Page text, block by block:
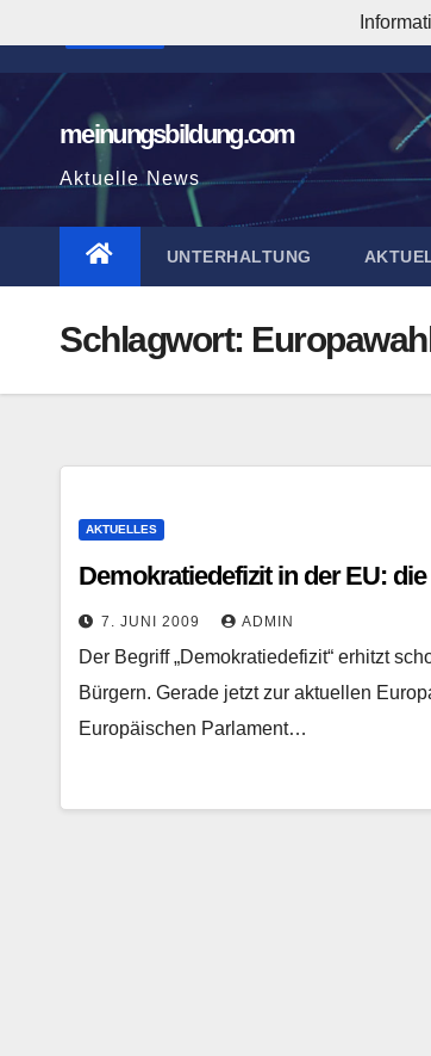
Inhalt
springen
meinungsbildung.com
Aktuelle News
UNTERHALTUNG
Schlagwort:
AKTUELLES
Demokratiedefizit in der EU:
7. JUNI 2009 ADMIN
Der Begriff „Demokratiedefizit“ erhitzt
Bürgern. Gerade jetzt zur aktuellen
Europäischen Parlament…